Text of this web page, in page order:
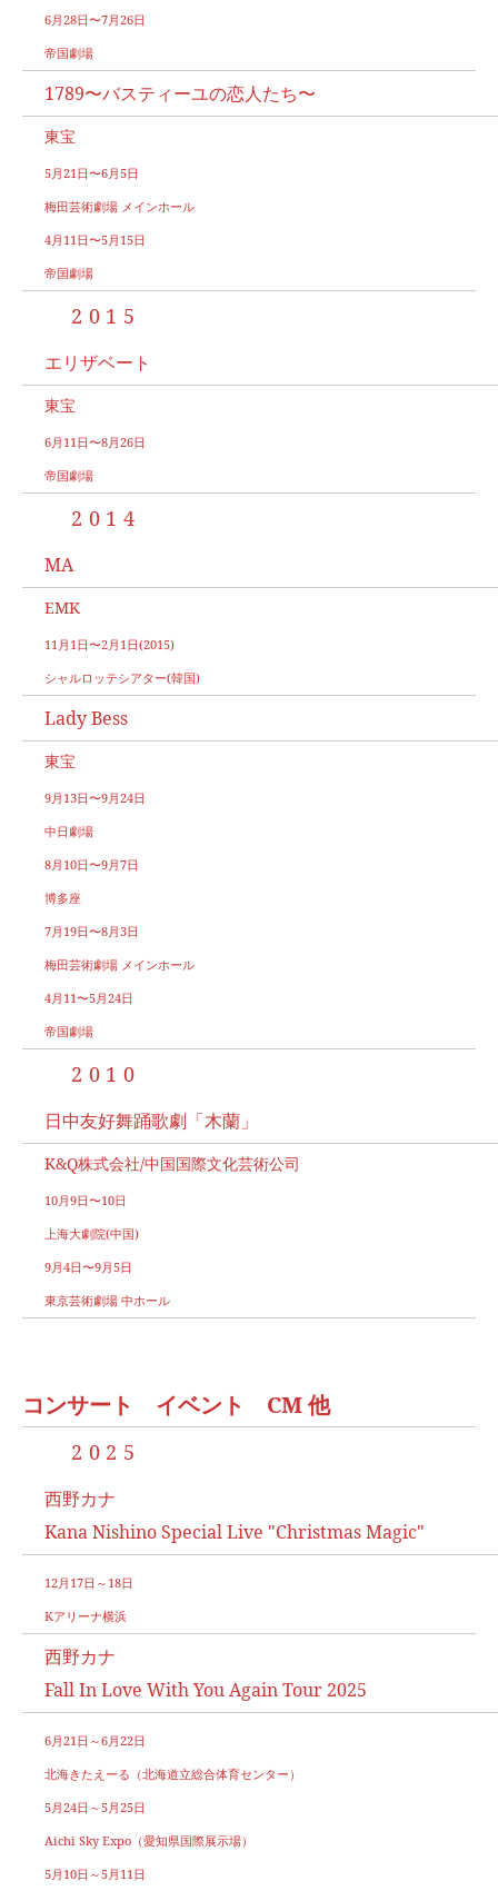
6月28日〜7月26日
帝国劇場
1789〜バスティーユの恋人たち〜
東宝
5月21日〜6月5日
梅田芸術劇場 メインホール
4月11日〜5月15日
帝国劇場
2015
エリザベート
東宝
6月11日〜8月26日
帝国劇場
2014
MA
EMK
11月1日〜2月1日(2015)
シャルロッテシアター(韓国)
Lady Bess
東宝
9月13日〜9月24日
中日劇場
8月10日〜9月7日
博多座
7月19日〜8月3日
梅田芸術劇場 メインホール
4月11〜5月24日
帝国劇場
2010
日中友好舞踊歌劇「木蘭」
K&Q株式会社/中国国際文化芸術公司
10月9日〜10日
上海大劇院(中国)
9月4日〜9月5日
東京芸術劇場 中ホール
コンサート イベント CM 他
2025
西野カナ
Kana Nishino Special Live "Christmas Magic"
12月17日～18日
Kアリーナ横浜
西野カナ
Fall In Love With You Again Tour 2025
6月21日～6月22日
北海きたえーる（北海道立総合体育センター）
5月24日～5月25日
Aichi Sky Expo（愛知県国際展示場）
5月10日～5月11日